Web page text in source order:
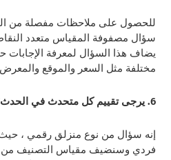
للحصول على ملاحظات مفصلة من
سؤال مصفوفة المقياس متعدد
يضاف هذا السؤال لمعرفة
مختلفة مثل السعر والموقع
6. يرجى تقييم كل متحدث في الحدث؟
إنه سؤال من نوع منزلق رقمي ،